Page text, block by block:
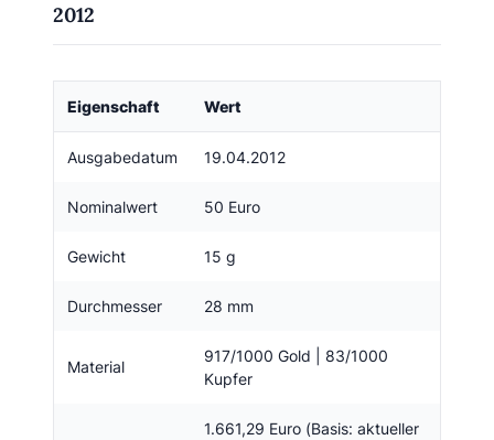
2012
Eigenschaft Wert
Ausgabedatum 19.04.2012
Nominalwert 50 Euro
Gewicht 15 g
Durchmesser 28 mm
Material
917/1000 Gold | 83/1000
Kupfer
1.661,29 Euro (Basis: aktueller